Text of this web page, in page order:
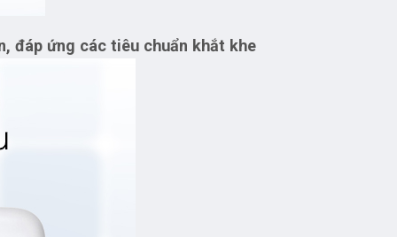
đáp ứng các tiêu chuẩn khắt khe